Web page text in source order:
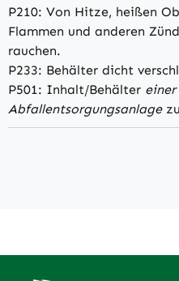
P210: Von Hitze, heißen
Flammen und anderen
rauchen.
P233: Behälter dicht
P501: Inhalt/Behälter
Abfallentsorgungsanlage